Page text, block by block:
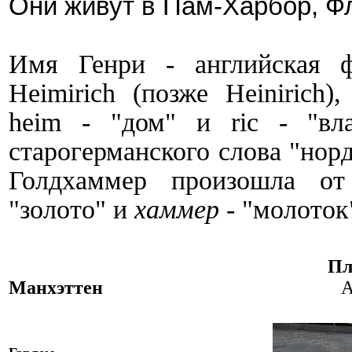
Они живут в Пам-Харбор,
Имя Генри - английская
Heimirich (позже Heinirich),
heim - "дом" и ric -
старогерманского слова
Голдхаммер произошла
"золото" ихаммер -
Манхэттен